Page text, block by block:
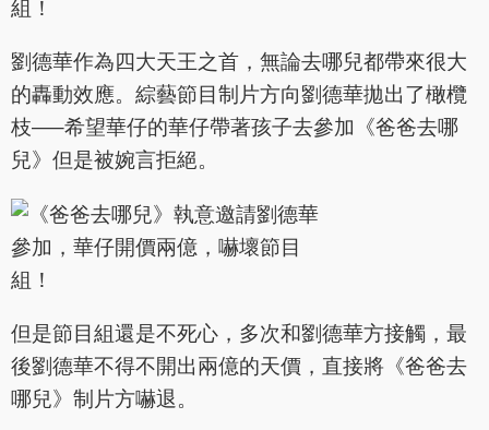
劉德華作為四大天王之首，無論去哪兒都帶來很大
的轟動效應。綜藝節目制片方向劉德華拋出了橄欖
枝—–希望華仔的華仔帶著孩子去參加《爸爸去哪
兒》但是被婉言拒絕。
但是節目組還是不死心，多次和劉德華方接觸，最
後劉德華不得不開出兩億的天價，直接將《爸爸去
哪兒》制片方嚇退。